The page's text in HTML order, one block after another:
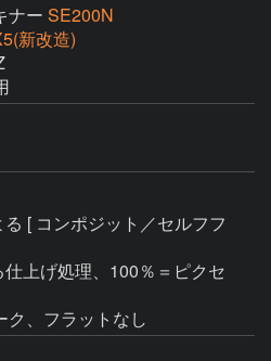
ナー SE200N
新改造)
[ コンポジット／セルフフ
上げ処理、100％＝ピクセ
ク、フラットなし